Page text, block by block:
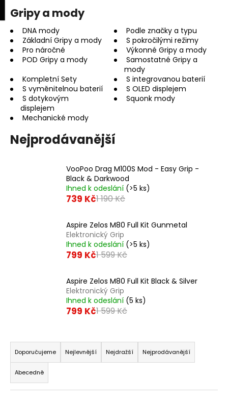
Přejít
na
obsah
Gripy a mody
DNA mody
Podle značky a typu
Základní Gripy a mody
S pokročilými režimy
Pro náročné
Výkonné Gripy a mody
POD Gripy a mody
Samostatné Gripy a
mody
Kompletní Sety
S integrovanou baterií
S vyměnitelnou baterií
S OLED displejem
S dotykovým
displejem
Squonk mody
Mechanické mody
Nejprodávanější
VooPoo Drag M100S Mod - Easy Grip -
Black & Darkwood
Ihned k odeslání (>5 ks)
739 Kč1 190 Kč
Aspire Zelos M80 Full Kit Gunmetal
Elektronický Grip
Ihned k odeslání (>5 ks)
799 Kč1 599 Kč
Aspire Zelos M80 Full Kit Black & Silver
Elektronický Grip
Ihned k odeslání (5 ks)
799 Kč1 599 Kč
Ř
a
z
e
n
Doporučujeme Nejlevnější Nejdražší Nejprodávanější
Abecedně
o
C
p
o
ř
e
b
D